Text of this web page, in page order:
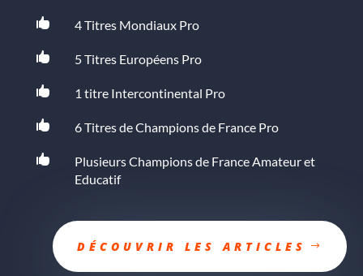
 4 Titres Mondiaux Pro
 5 Titres Européens Pro
 1 titre Intercontinental Pro
 6 Titres de Champions de France Pro

Plusieurs Champions de France Amateur et
Educatif
DÉCOUVRIR LES ARTICLES